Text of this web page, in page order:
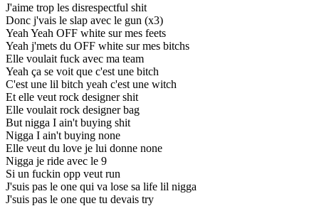
J'aime trop les disrespectful shit
Donc j'vais le slap avec le gun (x3)
Yeah Yeah OFF white sur mes feets
Yeah j'mets du OFF white sur mes bitchs
Elle voulait fuck avec ma team
Yeah ça se voit que c'est une bitch
C'est une lil bitch yeah c'est une witch
Et elle veut rock designer shit
Elle voulait rock designer bag
But nigga I ain't buying shit
Nigga I ain't buying none
Elle veut du love je lui donne none
Nigga je ride avec le 9
Si un fuckin opp veut run
J'suis pas le one qui va lose sa life lil nigga
J'suis pas le one que tu devais try